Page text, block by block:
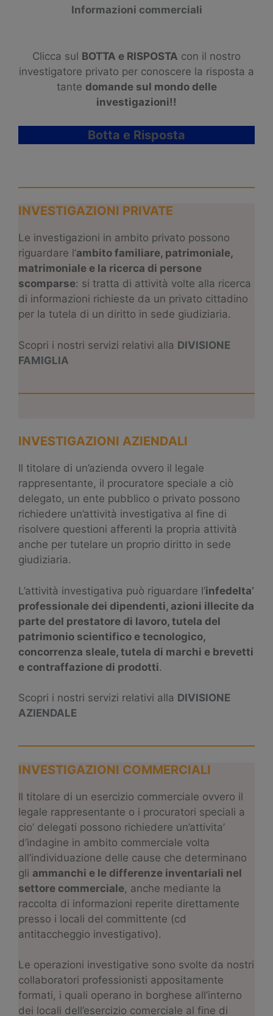
Informazioni commerciali
Clicca sul BOTTA e RISPOSTA con il nostro
investigatore privato per conoscere la risposta a
tante domande sul mondo delle
investigazioni!!
Botta e Risposta
INVESTIGAZIONI PRIVATE
Le investigazioni in ambito privato possono
riguardare l’ambito familiare, patrimoniale,
matrimoniale e la ricerca di persone
scomparse: si tratta di attività volte alla ricerca
di informazioni richieste da un privato cittadino
per la tutela di un diritto in sede giudiziaria.
Scopri i nostri servizi relativi alla DIVISIONE
FAMIGLIA
INVESTIGAZIONI AZIENDALI
Il titolare di un’azienda ovvero il legale
rappresentante, il procuratore speciale a ciò
delegato, un ente pubblico o privato possono
richiedere un’attività investigativa al fine di
risolvere questioni afferenti la propria attività
anche per tutelare un proprio diritto in sede
giudiziaria.
L’attività investigativa può riguardare l’infedelta’
professionale dei dipendenti, azioni illecite da
parte del prestatore di lavoro, tutela del
patrimonio scientifico e tecnologico,
concorrenza sleale, tutela di marchi e brevetti
e contraffazione di prodotti.
Scopri i nostri servizi relativi alla DIVISIONE
AZIENDALE
INVESTIGAZIONI COMMERCIALI
Il titolare di un esercizio commerciale ovvero il
legale rappresentante o i procuratori speciali a
cio’ delegati possono richiedere un’attivita’
d’indagine in ambito commerciale volta
all’individuazione delle cause che determinano
gli ammanchi e le differenze inventariali nel
settore commerciale, anche mediante la
raccolta di informazioni reperite direttamente
presso i locali del committente (cd
antitaccheggio investigativo).
Le operazioni investigative sono svolte da nostri
collaboratori professionisti appositamente
formati, i quali operano in borghese all’interno
dei locali dell’esercizio comerciale al fine di